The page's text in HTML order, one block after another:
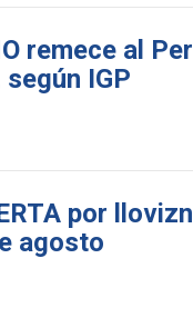
remece al
IGP
por
agosto